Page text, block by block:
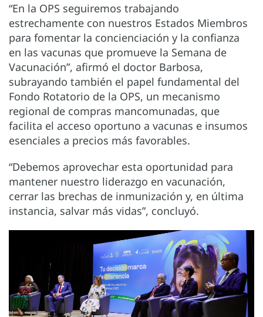
“En la OPS seguiremos trabajando
estrechamente con nuestros Estados Miembros
para fomentar la concienciación y la confianza
en las vacunas que promueve la Semana de
Vacunación”, afirmó el doctor Barbosa,
subrayando también el papel fundamental del
Fondo Rotatorio de la OPS, un mecanismo
regional de compras mancomunadas, que
facilita el acceso oportuno a vacunas e insumos
esenciales a precios más favorables.
“Debemos aprovechar esta oportunidad para
mantener nuestro liderazgo en vacunación,
cerrar las brechas de inmunización y, en última
instancia, salvar más vidas”, concluyó.